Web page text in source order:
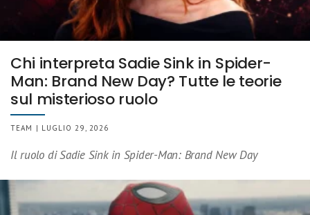
Chi interpreta Sadie Sink in Spider-
Man: Brand New Day? Tutte le teorie
sul misterioso ruolo
TEAM | LUGLIO 29, 2026
Il ruolo di Sadie Sink in Spider-Man: Brand New Day